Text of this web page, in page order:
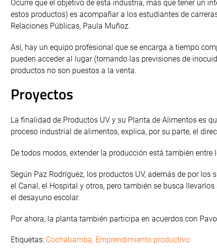
Ocurre que el objetivo de esta industria, más que tener un
estos productos) es acompañar a los estudiantes de
Relaciones Públicas, Paula Muñoz.
Así, hay un equipo profesional que se encarga a tiempo
pueden acceder al lugar (tomando las previsiones de
productos no son puestos a la venta.
Proyectos
La finalidad de Productos UV y su Planta de Alimentos es
proceso industrial de alimentos, explica, por su parte, el
De todos modos, extender la producción está también
Según Paz Rodríguez, los productos UV, además de por
el Canal, el Hospital y otros, pero también se busca
el desayuno escolar.
Por ahora, la planta también participa en acuerdos con
Etiquetas: Cochabamba, Emprendimiento productivo